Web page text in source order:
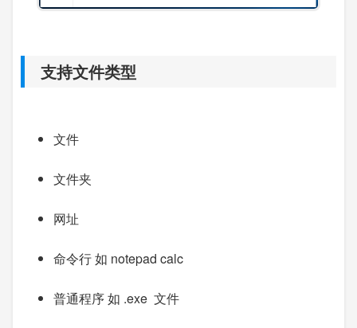
支持文件类型
文件
文件夹
网址
命令行 如 notepad calc
普通程序 如 .exe 文件